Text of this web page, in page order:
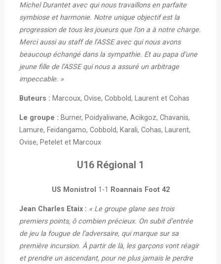
Michel Durantet avec qui nous travaillons en parfaite
symbiose et harmonie. Notre unique objectif est la
progression de tous les joueurs que l’on a à notre charge.
Merci aussi au staff de l’ASSE avec qui nous avons
beaucoup échangé dans la sympathie. Et au papa d’une
jeune fille de l’ASSE qui nous a assuré un arbitrage
impeccable. »
Buteurs : Marcoux, Ovise, Cobbold, Laurent et Cohas
Le groupe : Burner, Poidyaliwane, Acikgoz, Chavanis,
Lamure, Feidangamo, Cobbold, Karali, Cohas, Laurent,
Ovise, Petelet et Marcoux
U16 Régional 1
US Monistrol 1-1 Roannais Foot 42
Jean Charles Etaix : « Le groupe glane ses trois
premiers points, ô combien précieux. On subit d’entrée
de jeu la fougue de l’adversaire, qui marque sur sa
première incursion. À partir de là, les garçons vont réagir
et prendre un ascendant, pour ne plus jamais le perdre